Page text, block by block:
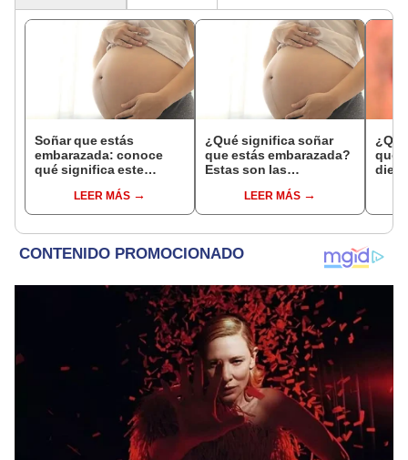
Soñar que estás
embarazada: conoce
qué significa este
LEER MÁS
¿Qué significa soñar
que estás embarazada?
Estas son las
comunesLEER MÁS
que